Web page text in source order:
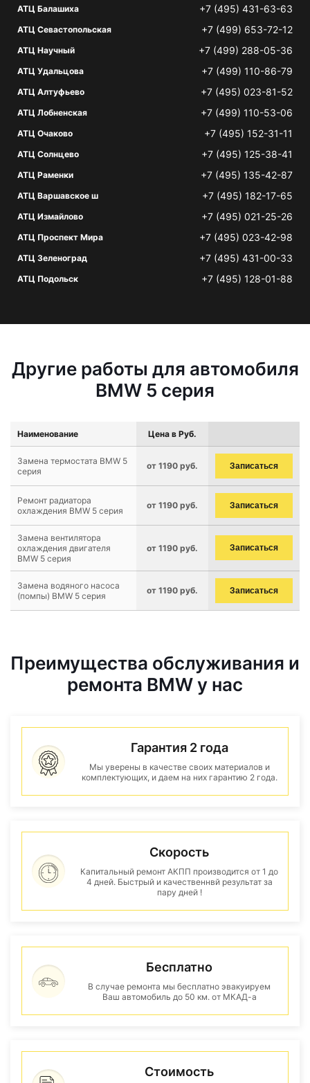
АТЦ Балашиха +7 (495) 431-63-63
АТЦ Севастопольская +7 (499) 653-72-12
АТЦ Научный +7 (499) 288-05-36
АТЦ Удальцова +7 (499) 110-86-79
АТЦ Алтуфьево +7 (495) 023-81-52
АТЦ Лобненская +7 (499) 110-53-06
АТЦ Очаково +7 (495) 152-31-11
АТЦ Солнцево +7 (495) 125-38-41
АТЦ Раменки +7 (495) 135-42-87
АТЦ Варшавское ш +7 (495) 182-17-65
АТЦ Измайлово +7 (495) 021-25-26
АТЦ Проспект Мира +7 (495) 023-42-98
АТЦ Зеленоград +7 (495) 431-00-33
АТЦ Подольск +7 (495) 128-01-88
Другие работы для автомобиля
BMW 5 серия
Наименование Цена в Руб.
Замена термостата BMW 5
серия
от 1190 руб. Записаться
Ремонт радиатора
охлаждения BMW 5 серия
от 1190 руб. Записаться
Замена вентилятора
охлаждения двигателя
BMW 5 серия
от 1190 руб. Записаться
Замена водяного насоса
(помпы) BMW 5 серия
от 1190 руб. Записаться
Преимущества обслуживания и
ремонта BMW у нас
Гарантия 2 года
Мы уверены в качестве своих материалов и
комплектующих, и даем на них гарантию 2 года.
Скорость
Капитальный ремонт АКПП производится от 1 до
4 дней. Быстрый и качественнвй результат за
пару дней !
Бесплатно
В случае ремонта мы бесплатно эвакуируем
Ваш автомобиль до 50 км. от МКАД-а
Стоимость